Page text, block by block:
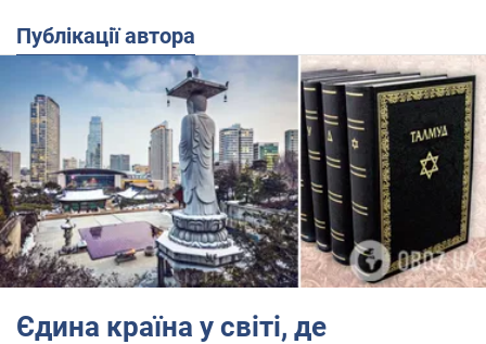
Публікації автора
Єдина країна у світі, де